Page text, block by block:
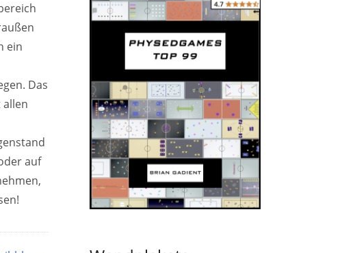
ein
Das
allen
auf